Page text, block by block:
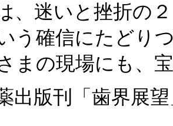
、迷いと挫折の
う確信にたどり
まの現場にも、
出版刊「歯界展